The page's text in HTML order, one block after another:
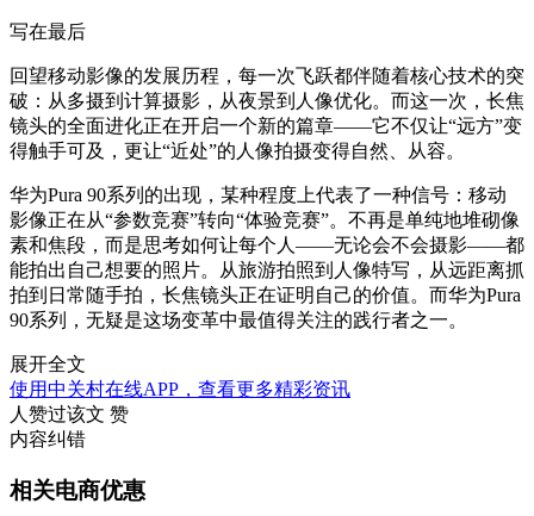
写在最后
回望移动影像的发展历程，每一次飞跃都伴随着核心技术的突
破：从多摄到计算摄影，从夜景到人像优化。而这一次，长焦
镜头的全面进化正在开启一个新的篇章——它不仅让“远方”变
得触手可及，更让“近处”的人像拍摄变得自然、从容。
华为Pura 90系列的出现，某种程度上代表了一种信号：移动
影像正在从“参数竞赛”转向“体验竞赛”。不再是单纯地堆砌像
素和焦段，而是思考如何让每个人——无论会不会摄影——都
能拍出自己想要的照片。从旅游拍照到人像特写，从远距离抓
拍到日常随手拍，长焦镜头正在证明自己的价值。而华为Pura
90系列，无疑是这场变革中最值得关注的践行者之一。
展开全文
使用中关村在线APP，查看更多精彩资讯
人赞过该文 赞
内容纠错
相关电商优惠